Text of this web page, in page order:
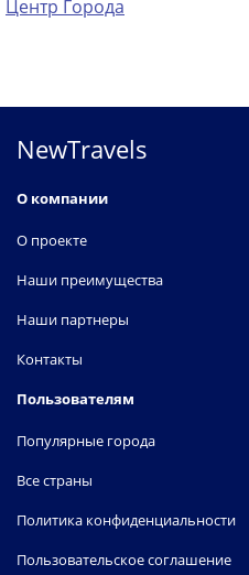
Центр Города
NewTravels
О компании
О проекте
Наши преимущества
Наши партнеры
Контакты
Пользователям
Популярные города
Все страны
Политика конфиденциальности
Пользовательское соглашение